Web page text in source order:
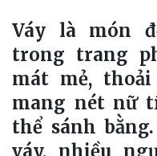
Váy là món
trong trang
mát mẻ,
mang nét nữ
thể sánh
váy, nhiều